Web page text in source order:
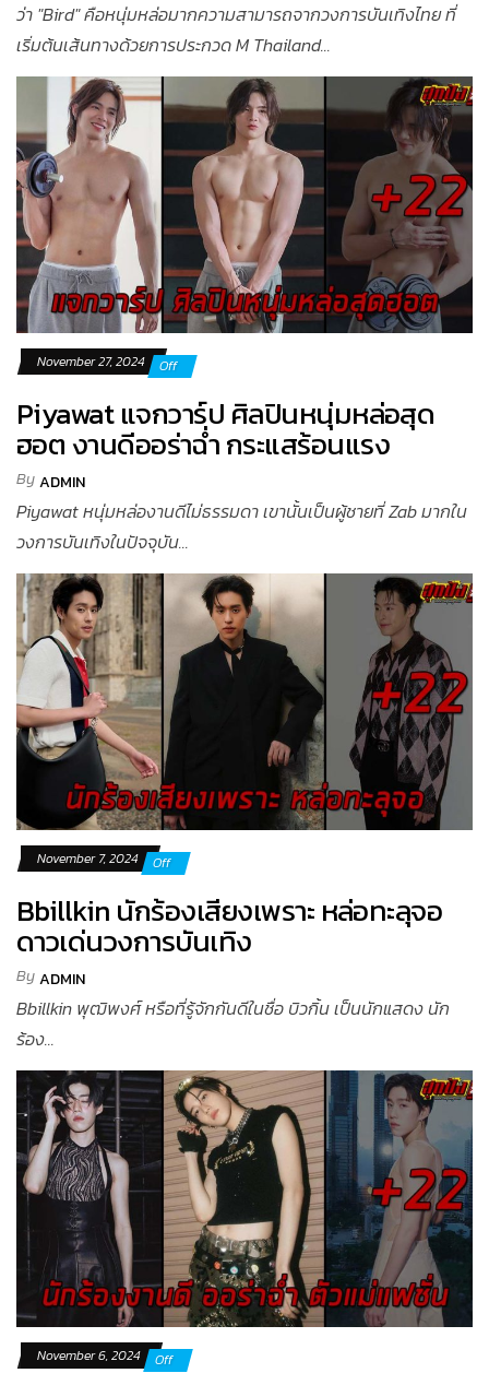
ว่า "Bird" คือหนุ่มหล่อมากความสามารถจากวงการบันเทิงไทย ที่
เริ่มต้นเส้นทางด้วยการประกวด M Thailand...
November 27, 2024 Off
Piyawat แจกวาร์ป ศิลปินหนุ่มหล่อสุด
ฮอต งานดีออร่าฉ่ำ กระแสร้อนแรง
ByADMIN
Piyawat หนุ่มหล่องานดีไม่ธรรมดา เขานั้นเป็นผู้ชายที่ Zab มากใน
วงการบันเทิงในปัจจุบัน...
November 7, 2024 Off
Bbillkin นักร้องเสียงเพราะ หล่อทะลุจอ
ดาวเด่นวงการบันเทิง
ByADMIN
Bbillkin พุฒิพงศ์ หรือที่รู้จักกันดีในชื่อ บิวกิ้น เป็นนักแสดง นัก
ร้อง...
November 6, 2024 Off